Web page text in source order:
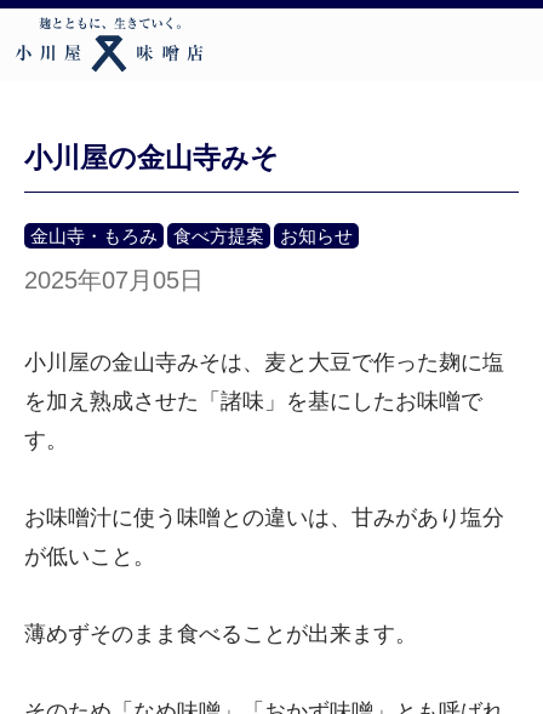
小川屋の金山寺みそ
金山寺・もろみ 食べ方提案 お知らせ
2025年07月05日
小川屋の金山寺みそは、麦と大豆で作った麹に塩
を加え熟成させた「諸味」を基にしたお味噌で
す。
お味噌汁に使う味噌との違いは、甘みがあり塩分
が低いこと。
薄めずそのまま食べることが出来ます。